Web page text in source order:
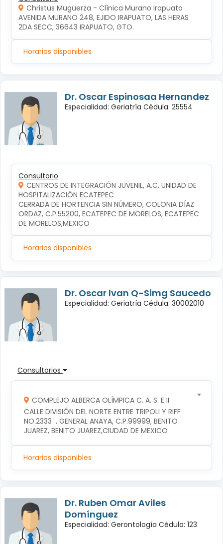
Christus Muguerza - Clínica Murano Irapuato
AVENIDA MURANO 248, EJIDO IRAPUATO, LAS HERAS
2DA SECC, 36643 IRAPUATO, GTO.
Horarios disponibles
Dr. Oscar Espinosaa Hernandez
Especialidad: Geriatría Cédula: 25554
Consultorio
CENTROS DE INTEGRACIÓN JUVENIL, A.C. UNIDAD DE
HOSPITALIZACIÓN ECATEPEC
CERRADA DE HORTENCIA SIN NÚMERO, COLONIA DÍAZ
ORDAZ, C.P.55200, ECATEPEC DE MORELOS, ECATEPEC
DE MORELOS,MEXICO
Horarios disponibles
Dr. Oscar Ivan Q-Simg Saucedo
Especialidad: Geriatría Cédula: 30002010
Consultorios
COMPLEJO ALBERCA OLÍMPICA C. A. S. E II
CALLE DIVISIÓN DEL NORTE ENTRE TRIPOLI Y RIFF
NO.2333  , GENERAL ANAYA, C.P.99999, BENITO
JUAREZ, BENITO JUAREZ,CIUDAD DE MEXICO
Horarios disponibles
Dr. Ruben Omar Aviles
Domínguez
Especialidad: Gerontología Cédula: 123